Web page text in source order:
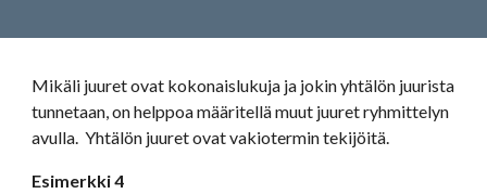
Mikäli juuret ovat kokonaislukuja ja jokin yhtälön juurista
tunnetaan, on helppoa määritellä muut juuret ryhmittelyn
avulla.  Yhtälön juuret ovat vakiotermin tekijöitä.
Esimerkki 4